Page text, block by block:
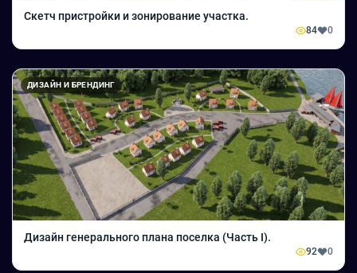
Скетч пристройки и зонирование участка.
84 0
ДИЗАЙН И БРЕНДИНГ
Дизайн генерального плана поселка (Часть I).
92 0